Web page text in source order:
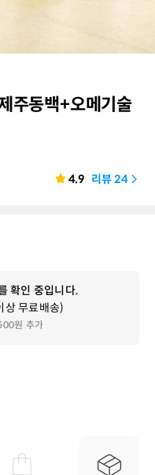
주동백+오메기술
4.9 리뷰24
확인 중입니다.
무료배송)
원 추가